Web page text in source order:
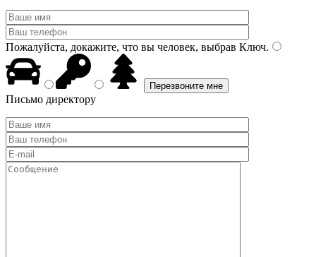
Пожалуйста, докажите, что вы человек, выбрав Ключ.
Письмо директору